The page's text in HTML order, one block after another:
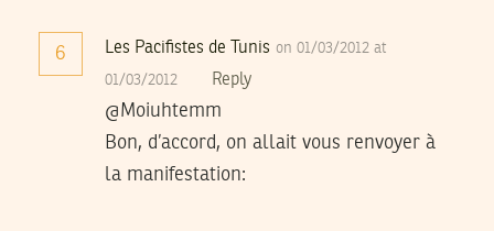
6 Les Pacifistes de Tunis on 01/03/2012 at
01/03/2012 Reply
@Moiuhtemm
Bon, d’accord, on allait vous renvoyer à
la manifestation: